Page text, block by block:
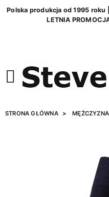
Polska produkcja od 1995 roku
LETNIA
STRONA GŁÓWNA MĘŻCZYZNA